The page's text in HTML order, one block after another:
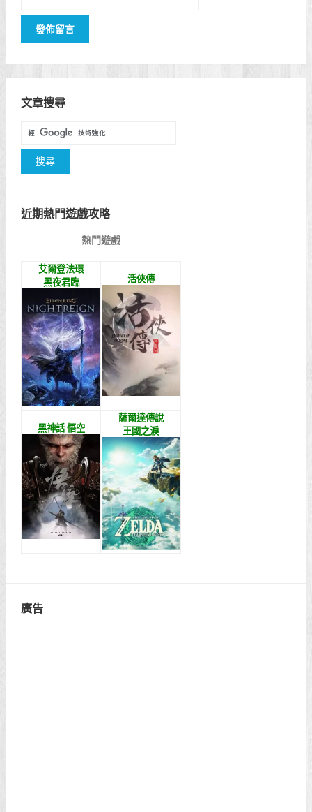
文章搜尋
近期熱門遊戲攻略
熱門遊戲
艾爾登法環
黑夜君臨
活俠傳
黑神話 悟空
薩爾達傳說
王國之淚
廣告